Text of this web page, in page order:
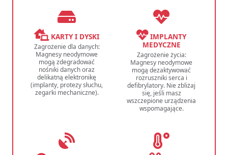
KARTY I DYSKI
Zagrożenie dla danych:
Magnesy neodymowe
mogą zdegradować
nośniki danych oraz
delikatną elektronikę
(implanty, protezy słuchu,
zegarki mechaniczne).
IMPLANTY
MEDYCZNE
Zagrożenie życia:
Magnesy neodymowe
mogą dezaktywować
rozruszniki serca i
defibrylatory. Nie zbliżaj
się, jeśli masz
wszczepione urządzenia
wspomagające.